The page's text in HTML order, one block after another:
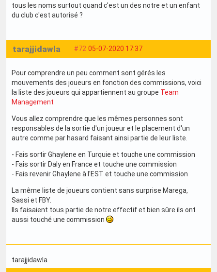
tous les noms surtout quand c'est un des notre et un enfant
du club c'est autorisé ?
#72 05-07-2020 17:37
tarajjidawla
Pour comprendre un peu comment sont gérés les
mouvements des joueurs en fonction des commissions, voici
la liste des joueurs qui appartiennent au groupe Team
Management
Vous allez comprendre que les mêmes personnes sont
responsables de la sortie d'un joueur et le placement d'un
autre comme par hasard faisant ainsi partie de leur liste.
- Fais sortir Ghaylene en Turquie et touche une commission
- Fais sortir Daly en France et touche une commission
- Fais revenir Ghaylene à l'EST et touche une commission
La même liste de joueurs contient sans surprise Marega,
Sassi et FBY.
Ils faisaient tous partie de notre effectif et bien sûre ils ont
aussi touché une commission
tarajjidawla